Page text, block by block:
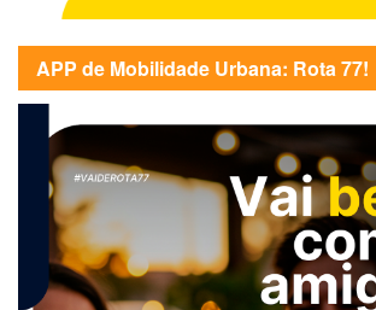
APP de Mobilidade Urbana: Rota 77!